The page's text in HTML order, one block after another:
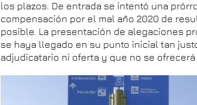
los plazos. De entrada se intentó una
compensación por el mal año 2020 de
posible. La presentación de alegaciones
se haya llegado en su punto inicial tan
adjudicatario ni oferta y que no se